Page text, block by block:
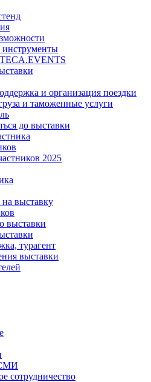
и организация поездки
и таможенные услуги
до выставки
2025
выставку
выставки
турагент
выставки
сотрудничество